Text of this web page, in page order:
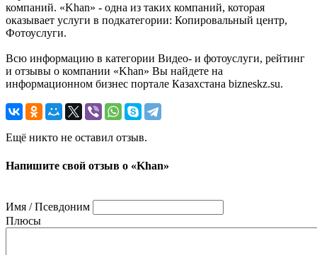
компаний. «Khan» - одна из таких компаний, которая
оказывает услуги в подкатегории: Копировальный центр,
Фотоуслуги.
Всю информацию в категории Видео- и фотоуслуги, рейтинг
и отзывы о компании «Khan» Вы найдете на
информационном бизнес портале Казахстана bizneskz.su.
Ещё никто не оставил отзыв.
Напишите свой отзыв о «Khan»
Имя / Псевдоним
Плюсы